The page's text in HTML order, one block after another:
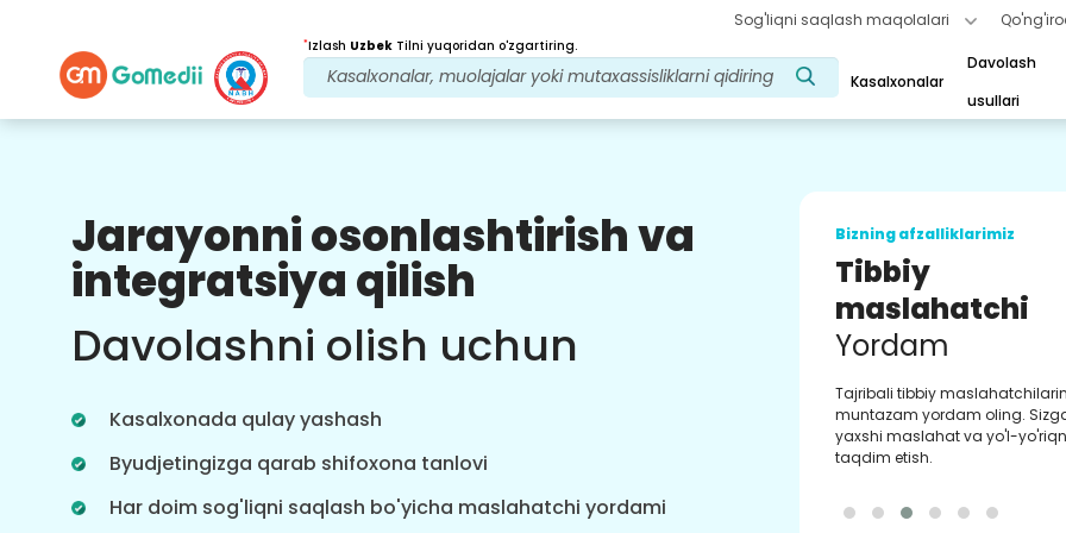
Sog'liqni saqlash maqolalari
*Izlash Uzbek Tilni yuqoridan o'zgartiring.
Kasalxonalar
Davolash
usullari
Jarayonni osonlashtirish va
integratsiya qilish
Davolashni olish uchun
Kasalxonada qulay yashash
Byudjetingizga qarab shifoxona tanlovi
Har doim sog'liqni saqlash bo'yicha maslahatchi yordami
Bizning afzalliklarimiz
Davolanishdan
keyingikuzatuv
parvarishi
muammolaringizni hal qilish uchun
24x7 tibbiy va bemorlarni qo'llab-
quvvatlang. Davolanish ehtiyojlaringiz
haqida muntazam yangilanishlar.
Bizning afzalliklarimiz
Tibbiy
maslahatchi
Yordam
Tajribali tibbiy
muntazam yordam oling.
yaxshi maslahat va yo'l-
taqdim etish.